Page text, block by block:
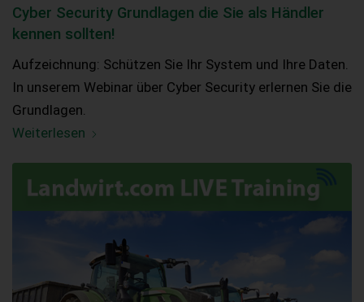
Cyber Security Grundlagen die Sie als Händler
kennen sollten!
Aufzeichnung: Schützen Sie Ihr System und Ihre Daten.
In unserem Webinar über Cyber Security erlernen Sie die
Grundlagen.
Weiterlesen